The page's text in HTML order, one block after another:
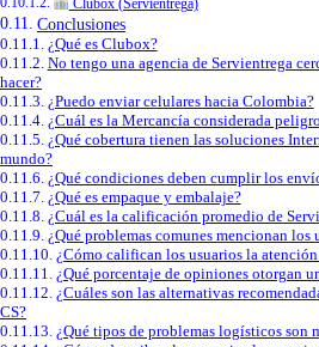
Clubox (Servientrega)
Conclusiones
¿Qué es Clubox?
No tengo una agencia de Servientrega
hacer?
¿Puedo enviar celulares hacia Colombia?
¿Cuál es la Mercancía considerada
¿Qué cobertura tienen las soluciones
mundo?
¿Qué condiciones deben cumplir los
¿Qué es empaque y embalaje?
¿Cuál es la calificación promedio de
¿Qué problemas comunes mencionan los
¿Cómo califican los usuarios la
¿Qué porcentaje de opiniones otorgan
¿Cuáles son las alternativas
CS?
¿Qué tipos de problemas logísticos son